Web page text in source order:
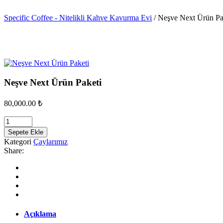
Specific Coffee - Nitelikli Kahve Kavurma Evi /Neşve Next Ürün
Neşve Next Ürün Paketi
80,000.00 ₺
Sepete Ekle
Kategori Çaylarımız
Share:
Açıklama